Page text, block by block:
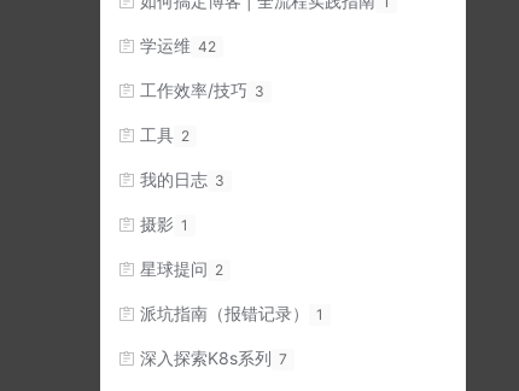
学运维 42
工作效率/技巧 3
工具 2
我的日志 3
摄影 1
星球提问 2
派坑指南（报错记录） 1
深入探索K8s系列 7